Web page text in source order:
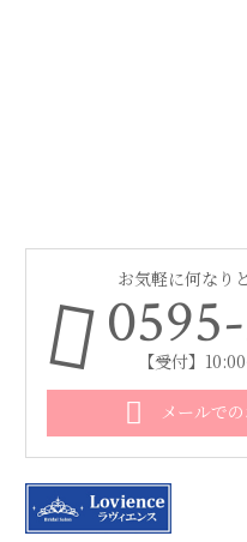
お気軽に何なり
【受付】
メールで